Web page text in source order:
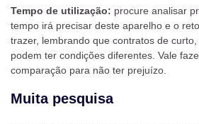
Tempo de utilização: procure analisar
tempo irá precisar deste aparelho e o
trazer, lembrando que contratos de
podem ter condições diferentes. Vale
comparação para não ter prejuízo.
Muita pesquisa